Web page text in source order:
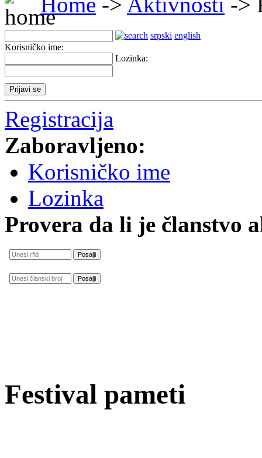
srpski english
Korisničko ime:
Lozinka:
Registracija
Zaboravljeno:
Korisničko ime
Lozinka
Provera da li je članstvo
Festival pameti